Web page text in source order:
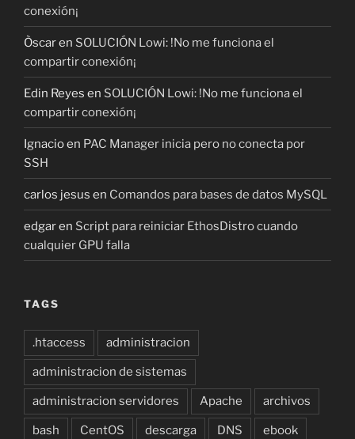
conexión¡
Òscaren SOLUCIÓN Lowi: !No me funciona el
compartir conexión¡
Edin Reyes en SOLUCIÓN Lowi: !No me funciona el
compartir conexión¡
Ignacioen PAC Manager inicia pero no conecta por
SSH
carlos jesus en Comandos para bases de datos MySQL
edgaren Script para reiniciar EthosDistro cuando
cualquier GPU falla
TAGS
.htaccess administracion
administracion de sistemas
administracion servidores Apache archivos
bash CentOS descarga DNS ebook